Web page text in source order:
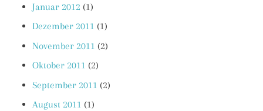
Januar 2012 (1)
Dezember 2011 (1)
November 2011 (2)
Oktober 2011 (2)
September 2011 (2)
August 2011 (1)